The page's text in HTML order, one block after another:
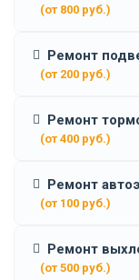
(от 800 руб.)
Ремонт
(от 200 руб.)
Ремонт
(от 400 руб.)
Ремонт
(от 100 руб.)
Ремонт
(от 500 руб.)